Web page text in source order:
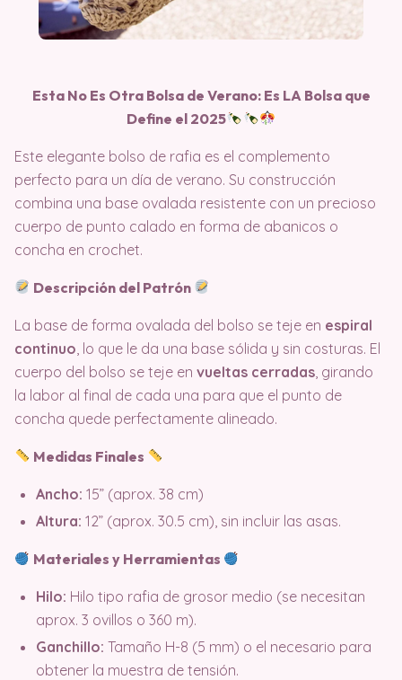
Esta No Es Otra Bolsa de Verano: Es LA Bolsa que
Define el 2025
Este elegante bolso de rafia es el complemento
perfecto para un día de verano. Su construcción
combina una base ovalada resistente con un precioso
cuerpo de punto calado en forma de abanicos o
concha en crochet.
Descripción del Patrón
La base de forma ovalada del bolso se teje en espiral
continuo , lo que le da una base sólida y sin costuras. El
cuerpo del bolso se teje en vueltas cerradas , girando
la labor al final de cada una para que el punto de
concha quede perfectamente alineado.
Medidas Finales
Ancho: 15” (aprox. 38 cm)
Altura: 12” (aprox. 30.5 cm), sin incluir las asas.
Materiales y Herramientas
Hilo: Hilo tipo rafia de grosor medio (se necesitan
aprox. 3 ovillos o 360 m).
Ganchillo: Tamaño H-8 (5 mm) o el necesario para
obtener la muestra de tensión.